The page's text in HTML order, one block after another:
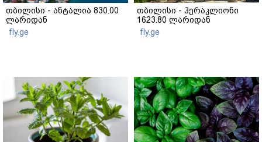
თბილისი - ანტალია 830.00
ლარიდან
fly.ge
თბილისი - ჰერაკლიონი
1623.80 ლარიდან
fly.ge